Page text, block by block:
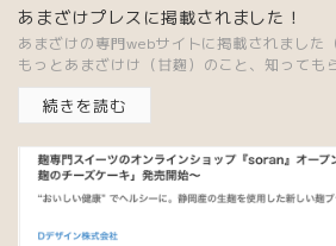
あまざけプレスに掲載されました！
あまざけの専門webサイトに掲載されまし
もっとあまざけけ（甘麹）のこと、知っても
続きを読む